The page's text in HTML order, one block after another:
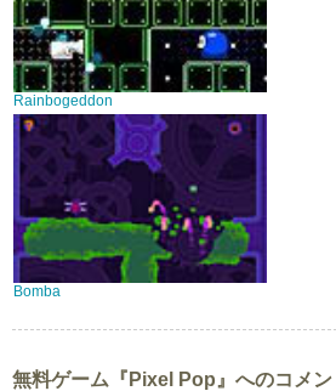
Rainbogeddon
Bomba
無料ゲーム『Pixel Pop』へのコメン